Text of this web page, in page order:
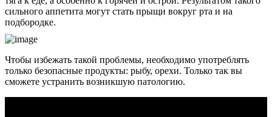
сильного аппетита могут стать прыщи вокруг рта и на
подбородке.
Чтобы избежать такой проблемы, необходимо употреблять
только безопасные продукты: рыбу, орехи. Только так вы
сможете устранить возникшую патологию.